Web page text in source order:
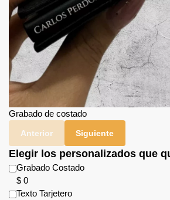
Grabado de costado
Anterior Siguiente
Elegir los personalizados que
Grabado Costado
$ 0
Texto Tarjetero